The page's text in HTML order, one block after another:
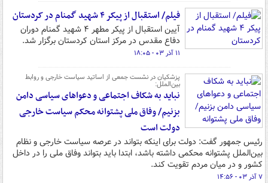
فیلم/ استقبال از پیکر ۴ شهید گمنام در کردستان
آیین استقبال از پیکر مطهر ۴ شهید گمنام دوران
دفاع مقدس در مرکز استان کردستان برگزار شد.
۱۱ آذر ۰۳ - ۱۸:۰۵
پزشکیان در نشست جمعی از اساتید سیاست خارجی و روابط
بین‌الملل:
نباید به شکاف اجتماعی و دعواهای سیاسی دامن
بزنیم/ وفاق ملی پشتوانه محکم سیاست خارجی
دولت است
رئیس جمهور گفت: دولت برای اینکه بتواند در عرصه سیاست خارجی و نظام
بین‌الملل پشتوانه محکمی داشته باشد، ابتدا باید بتواند وفاق ملی را در داخل
کشور و در میان مردم تقویت کند.
۷ آذر ۰۳ - ۱۴:۵۶